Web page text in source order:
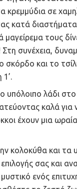
κρεμμύδια σε
κατά
τους
Στη συνέχεια,
και το
1’.
λάδι στο
καλά για
έχουν μια
κολοκύθα και τα
σας και
ενός